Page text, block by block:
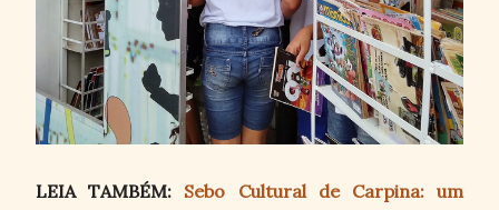
LEIA TAMBÉM: Sebo Cultural de Carpina: um